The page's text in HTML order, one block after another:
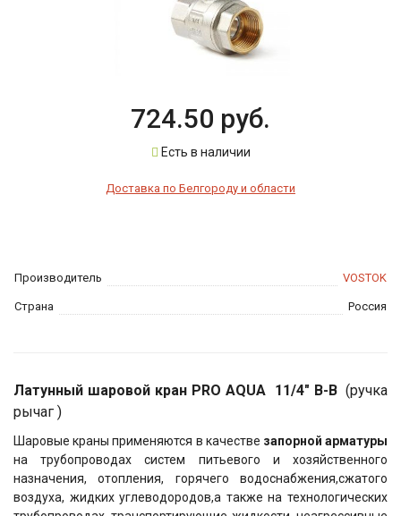
Производитель VOSTOK
Страна Россия
724.50 руб.
Есть в наличии
Доставка по Белгороду и области
Латунный шаровой кран PRO AQUA 11/4" В-В (ручка
рычаг )
Шаровые краны применяются в качестве запорной арматуры
на трубопроводах систем питьевого и хозяйственного
назначения, отопления, горячего водоснабжения,сжатого
воздуха, жидких углеводородов,а также на технологических